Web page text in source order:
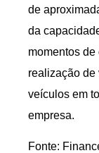
de
da
momentos
realização de
veículos em
empresa.
Fonte: